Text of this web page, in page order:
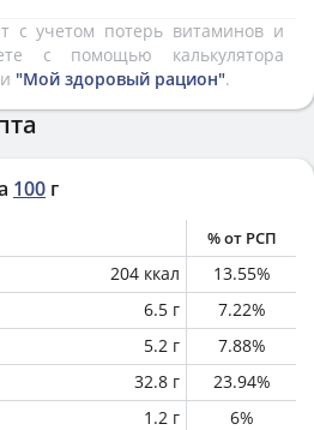
с учетом потерь витаминов и
с помощью калькулятора
"Мой здоровый рацион".
100 г
% от РСП
204 ккал 13.55%
6.5 г 7.22%
5.2 г 7.88%
32.8 г 23.94%
1.2 г 6%